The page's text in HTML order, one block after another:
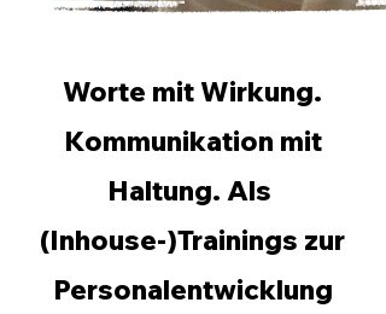
Worte mit Wirkung.
Kommunikation mit
Haltung. Als
(Inhouse-)Trainings zur
Personalentwicklung